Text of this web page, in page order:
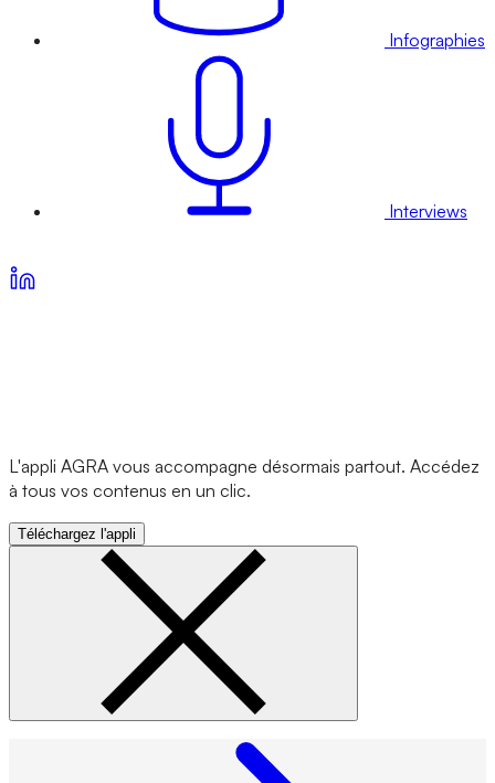
Infographies
Interviews
L'appli AGRA vous accompagne désormais partout. Accédez
à tous vos contenus en un clic.
Téléchargez l'appli